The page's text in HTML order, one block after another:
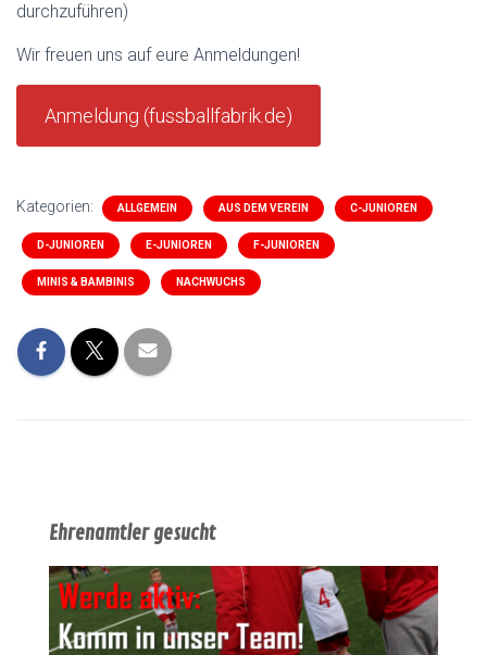
durchzuführen)
Wir freuen uns auf eure Anmeldungen!
Anmeldung (fussballfabrik.de)
Kategorien: ALLGEMEIN AUS DEM VEREIN C-JUNIOREN
D-JUNIOREN E-JUNIOREN F-JUNIOREN
MINIS & BAMBINIS NACHWUCHS
Ehrenamtler gesucht